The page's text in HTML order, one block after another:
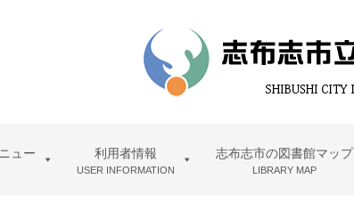
ュー 利用者情報
USER INFORMATION
志布志市の図書館マップ
LIBRARY MAP